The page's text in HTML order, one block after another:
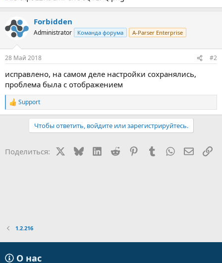
Forbidden
Administrator Команда форума A-Parser Enterprise
28 Май 2018 #2
исправлено, на самом деле настройки сохранялись,
проблема была с отображением
Р
е
и
Support
Чтобы ответить, войдите или зарегистрируйтесь.
Поделиться: BlueskyLinkedIn
Reddit PinterestTumblr WhatsApp
1.2.216
О нас